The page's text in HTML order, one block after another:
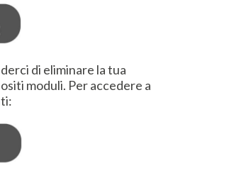
di eliminare la tua
moduli. Per accedere a